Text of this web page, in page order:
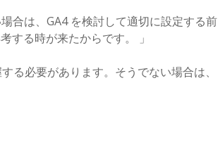
合は、GA4 を検討して適切に設定する前
する時が来たからです。 」
る必要があります。そうでない場合は、